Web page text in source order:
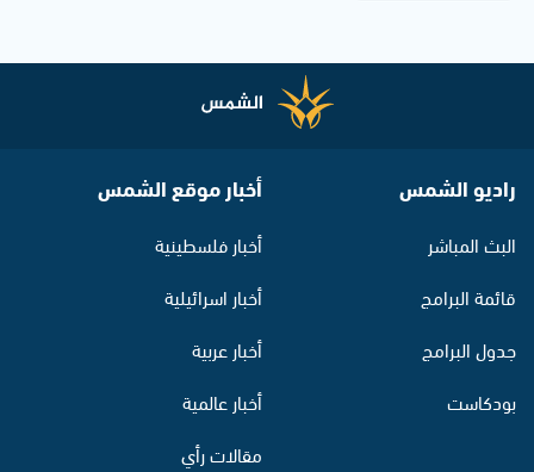
راديو الشمس
البث المباشر
قائمة البرامج
جدول البرامج
بودكاست
أخبار موقع الشمس
أخبار فلسطينية
أخبار اسرائيلية
أخبار عربية
أخبار عالمية
مقالات رأي